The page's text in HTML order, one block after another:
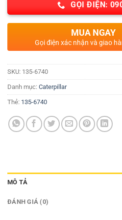
GỌI ĐIỆN:
MUA NGAY
Gọi điện xác nhận và giao
SKU: 135-6740
Danh mục: Caterpillar
Thẻ: 135-6740
MÔ TẢ
ĐÁNH GIÁ (0)